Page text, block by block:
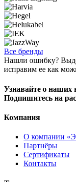
Все бренды
Нашли ошибку?
исправим ее как
Узнавайте о наших
Подпишитесь на
Компания
О компании
Партнёры
Сертификаты
Контакты